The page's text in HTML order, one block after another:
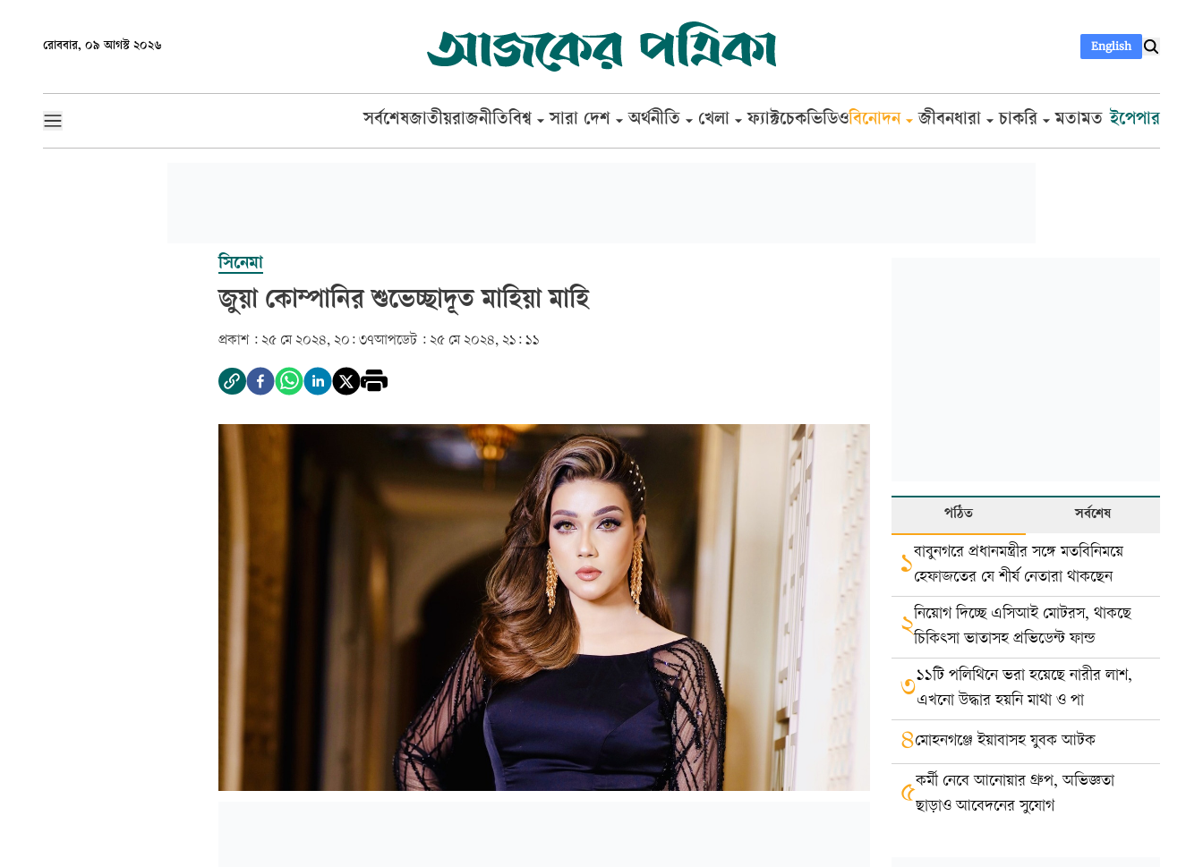
রোববার, ০৯ আগস্ট ২০২৬ English
সর্বশেষজাতীয়রাজনীতিবিশ্ব সারা দেশ অর্থনীতি খেলা ফ্যাক্টচেকভিডিওবিনোদন জীবনধারা চাকরি মতামত ইপেপার
সিনেমা
জুয়া কোম্পানির শুভেচ্ছাদূত মাহিয়া মাহি
প্রকাশ : ২৫ মে ২০২৪, ২০: ৩৭আপডেট : ২৫ মে ২০২৪, ২১: ১১
পঠিত সর্বশেষ
১বাবুনগরে প্রধানমন্ত্রীর সঙ্গে মতবিনিময়ে
হেফাজতের যে শীর্ষ নেতারা থাকছেন
২নিয়োগ দিচ্ছে এসিআই মোটরস, থাকছে
চিকিৎসা ভাতাসহ প্রভিডেন্ট ফান্ড
৩১১টি পলিথিনে ভরা হয়েছে নারীর লাশ,
এখনো উদ্ধার হয়নি মাথা ও পা
৪মোহনগঞ্জে ইয়াবাসহ যুবক আটক
৫কর্মী নেবে আনোয়ার গ্রুপ, অভিজ্ঞতা
ছাড়াও আবেদনের সুযোগ